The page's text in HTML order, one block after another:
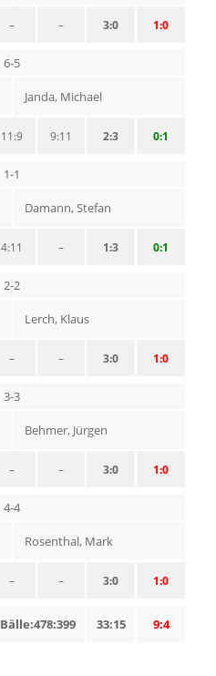
1:0
3:0
–
–
6-5
Janda, Michael
0:1
2:3
9:11
11:9
1-1
Damann, Stefan
0:1
1:3
–
4:11
2-2
Lerch, Klaus
1:0
3:0
–
–
3-3
Behmer, Jürgen
1:0
3:0
–
–
4-4
Rosenthal, Mark
1:0
3:0
–
–
9:4
33:15
Bälle:478:399